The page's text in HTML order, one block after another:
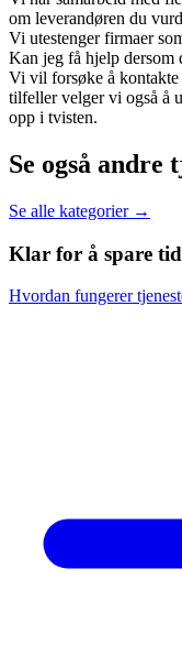
om leverandøren du
Vi utestenger firmaer
Kan jeg få hjelp dersom
Vi vil forsøke å
tilfeller velger vi også å
opp i tvisten.
Se også andre
Se alle kategorier →
Klar for å spare
Hvordan fungerer